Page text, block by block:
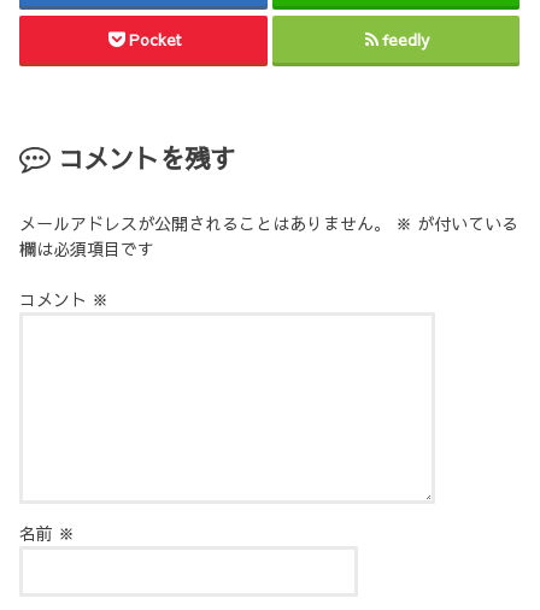
Pocket feedly
コメントを残す
メールアドレスが公開されることはありません。 ※ が付いている
欄は必須項目です
コメント ※
名前 ※